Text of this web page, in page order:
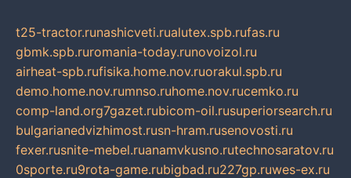
t25-tractor.runashicveti.rualutex.spb.rufas.ru
gbmk.spb.ruromania-today.runovoizol.ru
airheat-spb.rufisika.home.nov.ruorakul.spb.ru
demo.home.nov.rumnso.ruhome.nov.rucemko.ru
comp-land.org7gazet.rubicom-oil.rusuperiorsearch.ru
bulgarianedvizhimost.rusn-hram.rusenovosti.ru
fexer.rusnite-mebel.ruanamvkusno.rutechnosaratov.ru
0sporte.ru9rota-game.rubigbad.ru227gp.ruwes-ex.ru